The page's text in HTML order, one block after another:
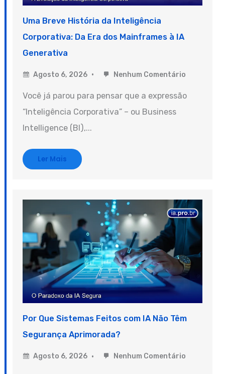
Uma Breve História da Inteligência
Corporativa: Da Era dos Mainframes à IA
Generativa
Agosto 6, 2026 Nenhum Comentário
Você já parou para pensar que a expressão
“Inteligência Corporativa” – ou Business
Intelligence (BI),...
Ler Mais
Por Que Sistemas Feitos com IA Não Têm
Segurança Aprimorada?
Agosto 6, 2026 Nenhum Comentário